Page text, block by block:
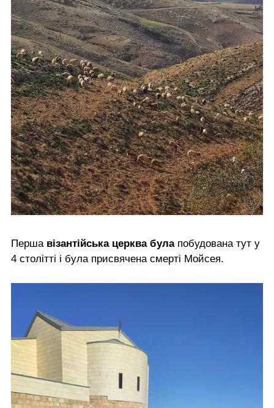
Перша візантійська церква булапобудована тут у
4 столітті і була присвячена смерті Мойсея.